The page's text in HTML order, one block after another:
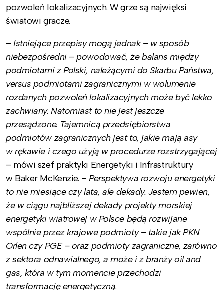
pozwoleń lokalizacyjnych. W grze są najwięksi
światowi gracze.
–Istniejące przepisy mogą jednak – w sposób
niebezpośredni – powodować, że balans między
podmiotami z Polski, należącymi do Skarbu Państwa,
versus podmiotami zagranicznymi w wolumenie
rozdanych pozwoleń lokalizacyjnych może być lekko
zachwiany. Natomiast to nie jest jeszcze
przesądzone. Tajemnicą przedsiębiorstwa
podmiotów zagranicznych jest to, jakie mają asy
w rękawie i czego użyją w procedurze rozstrzygającej
– mówi szef praktyki Energetyki i Infrastruktury
w Baker McKenzie. –Perspektywa rozwoju energetyki
to nie miesiące czy lata, ale dekady. Jestem pewien,
że w ciągu najbliższej dekady projekty morskiej
energetyki wiatrowej w Polsce będą rozwijane
wspólnie przez krajowe podmioty – takie jak PKN
Orlen czy PGE – oraz podmioty zagraniczne, zarówno
z sektora odnawialnego, a może i z branży oil and
gas, która w tym momencie przechodzi
transformację energetyczną.